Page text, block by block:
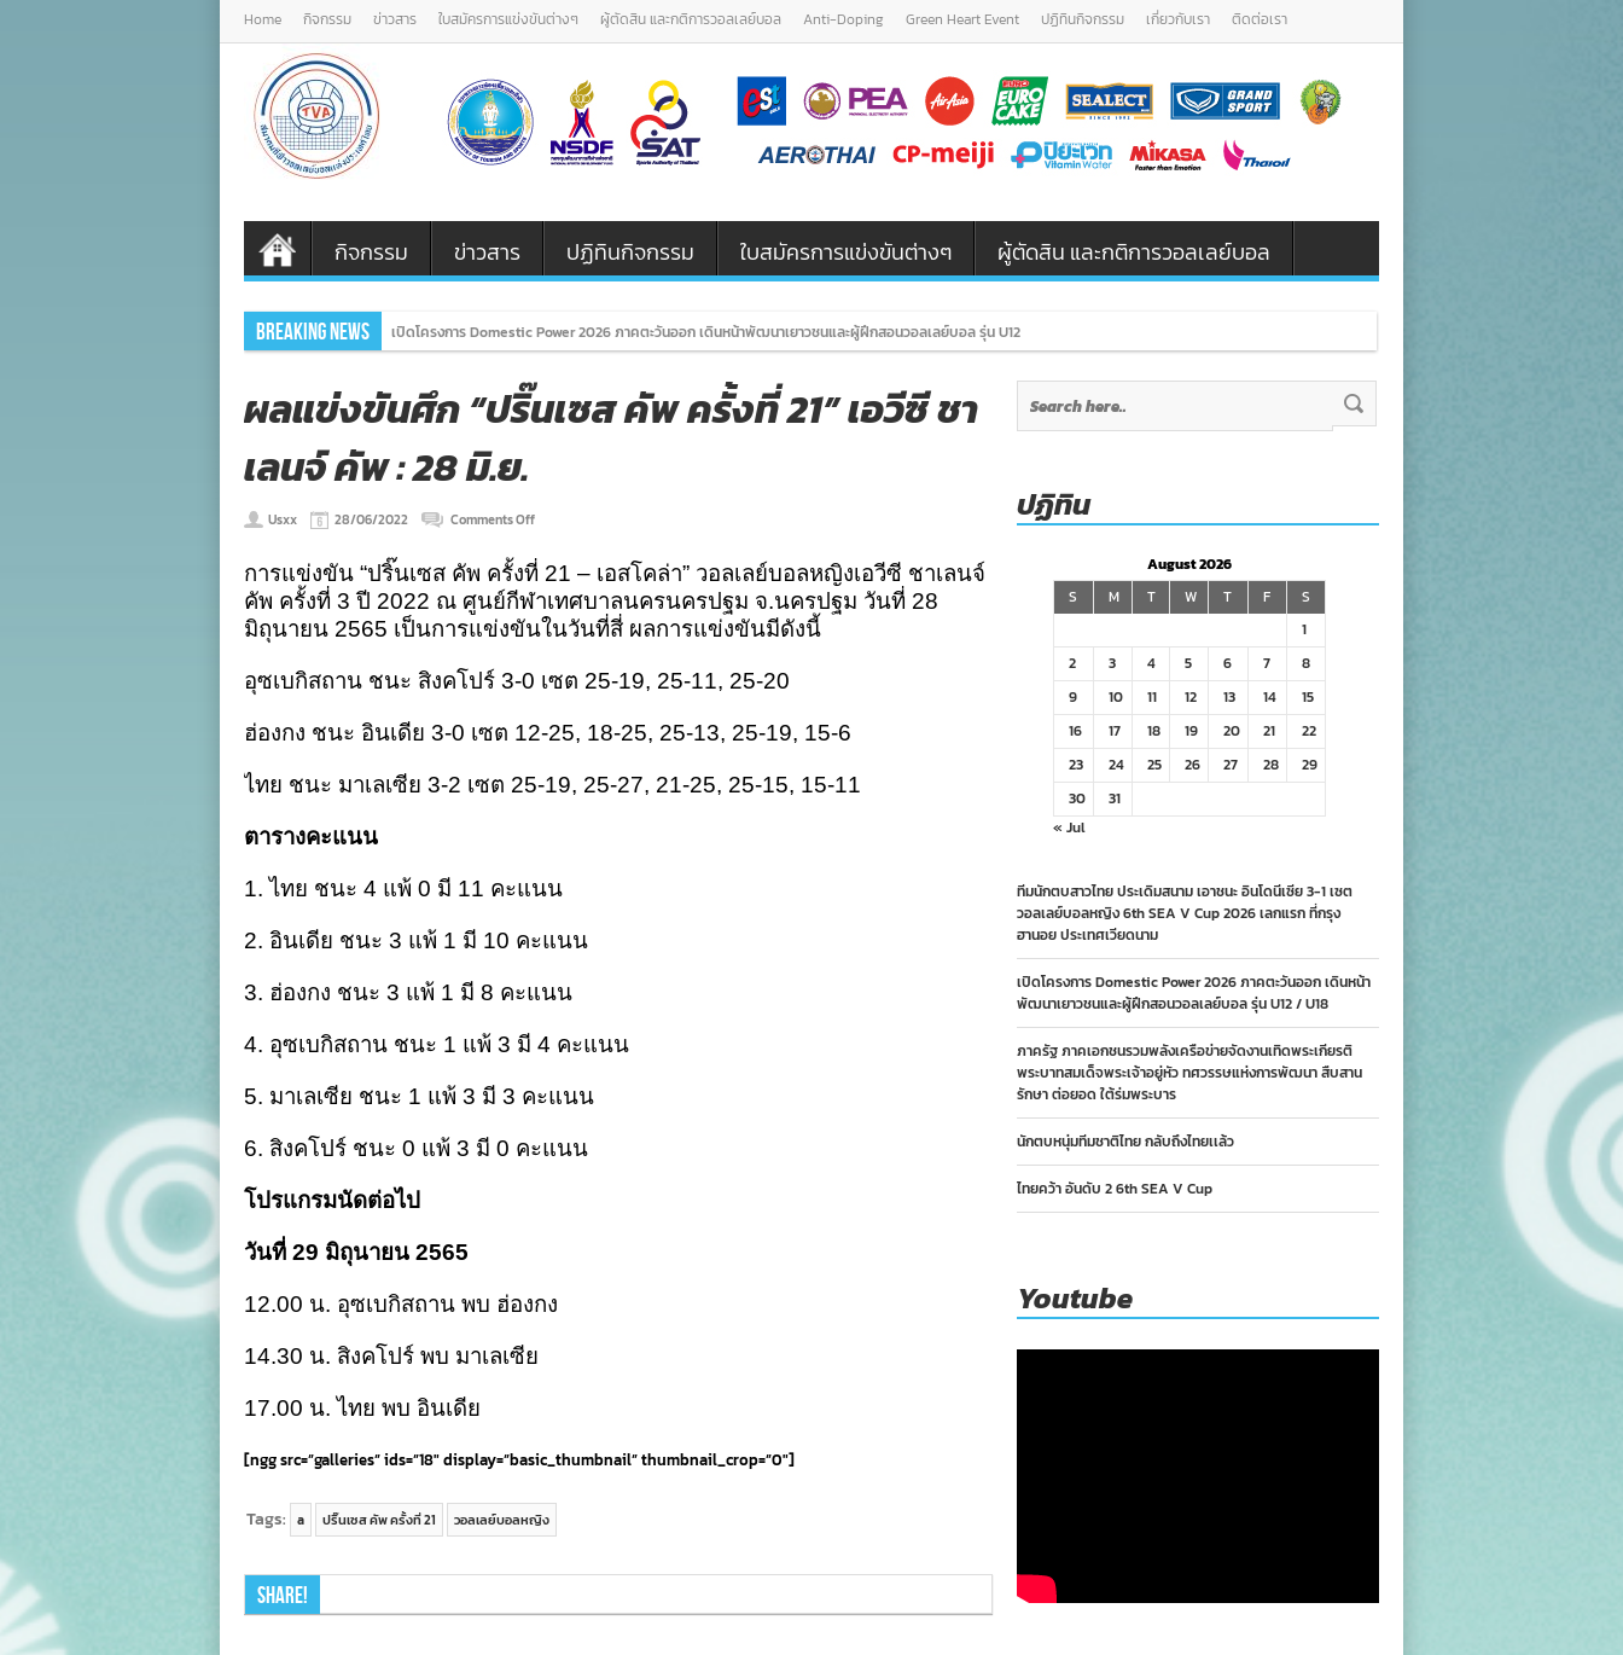
Home กิจกรรม ข่าวสาร ใบสมัครการแข่งขันต่างๆ ผู้ตัดสิน และกติการวอลเลย์บอล Anti-Doping Green Heart Event ปฏิทินกิจกรรม เกี่ยวกับเรา ติดต่อเรา
กิจกรรม ข่าวสาร ปฏิทินกิจกรรม ใบสมัครการแข่งขันต่างๆ ผู้ตัดสิน และกติการวอลเลย์บอล
Breaking News เปิดโครงการ Domestic Power 2026 ภาคตะวันออก เดินหน้าพัฒนาเยาวชนและผู้ฝึกสอนวอลเลย์บอล รุ่น U12 / U18
ผลแข่งขันศึก “ปริ๊นเซส คัพ ครั้งที่ 21” เอวีซี ชา
เลนจ์ คัพ : 28 มิ.ย.
Usxx 28/06/2022 Comments Offon
แข่งขัน
ศึก
“ปริ๊
นเซส
คัพ
21”
วีซี
จ์
การแข่งขัน “ปริ๊นเซส คัพ ครั้งที่ 21 – เอสโคล่า” วอลเลย์บอลหญิงเอวีซี ชาเลนจ์
คัพ ครั้งที่ 3 ปี 2022 ณ ศูนย์กีฬาเทศบาลนครนครปฐม จ.นครปฐม วันที่ 28
มิถุนายน 2565 เป็นการแข่งขันในวันที่สี่ ผลการแข่งขันมีดังนี้
อุซเบกิสถาน ชนะ สิงคโปร์ 3-0 เซต 25-19, 25-11, 25-20
ฮ่องกง ชนะ อินเดีย 3-0 เซต 12-25, 18-25, 25-13, 25-19, 15-6
ไทย ชนะ มาเลเซีย 3-2 เซต 25-19, 25-27, 21-25, 25-15, 15-11
ตารางคะแนน
1. ไทย ชนะ 4 แพ้ 0 มี 11 คะแนน
2. อินเดีย ชนะ 3 แพ้ 1 มี 10 คะแนน
3. ฮ่องกง ชนะ 3 แพ้ 1 มี 8 คะแนน
4. อุซเบกิสถาน ชนะ 1 แพ้ 3 มี 4 คะแนน
5. มาเลเซีย ชนะ 1 แพ้ 3 มี 3 คะแนน
6. สิงคโปร์ ชนะ 0 แพ้ 3 มี 0 คะแนน
โปรแกรมนัดต่อไป
วันที่ 29 มิถุนายน 2565
12.00 น. อุซเบกิสถาน พบ ฮ่องกง
14.30 น. สิงคโปร์ พบ มาเลเซีย
17.00 น. ไทย พบ อินเดีย
[ngg src=”galleries” ids=”18″ display=”basic_thumbnail” thumbnail_crop=”0″]
Tags: a ปริ๊นเซส คัพ ครั้งที่ 21 วอลเลย์บอลหญิง
Share!
ปฏิทิน
August 2026
S
M T W T F
S
1
2
3 4 5 6 7
8
9
10 11 12 13 14
15
16
17 18 19 20 21
22
23
24 25 26 27 28
29
30
31
« Jul
ทีมนักตบสาวไทย ประเดิมสนาม เอาชนะ อินโดนีเซีย 3-1 เซต
วอลเลย์บอลหญิง 6th SEA V Cup 2026 เลกแรก ที่กรุง
ฮานอย ประเทศเวียดนาม
เปิดโครงการ Domestic Power 2026 ภาคตะวันออก เดินหน้า
พัฒนาเยาวชนและผู้ฝึกสอนวอลเลย์บอล รุ่น U12 / U18
ภาครัฐ ภาคเอกชนรวมพลังเครือข่ายจัดงานเทิดพระเกียรติ
พระบาทสมเด็จพระเจ้าอยู่หัว ทศวรรษแห่งการพัฒนา สืบสาน
รักษา ต่อยอด ใต้ร่มพระบาร
นักตบหนุ่มทีมชาติไทย กลับถึงไทยเเล้ว
ไทยคว้า อันดับ 2 6th SEA V Cup
Youtube